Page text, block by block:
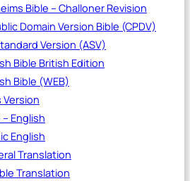
Bible – Challoner Revision
Domain Version Bible (CPDV)
Version (ASV)
Bible British Edition
Bible (WEB)
Version
English
English
Translation
Translation